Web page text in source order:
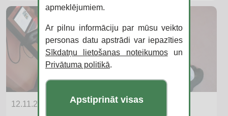
12.11.2025
apmeklējumiem.
Ar pilnu informāciju par mūsu veikto
personas datu apstrādi var iepazīties
Sīkdatņu lietošanas noteikumosun
Privātuma politikā.
Apstiprināt visas